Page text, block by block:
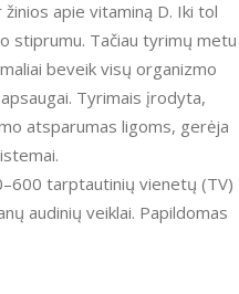
apie vitaminą D. Iki tol
stiprumu. Tačiau tyrimų metu
beveik visų organizmo
Tyrimais įrodyta,
atsparumas ligoms, gerėja
tarptautinių vienetų (TV)
audinių veiklai. Papildomas